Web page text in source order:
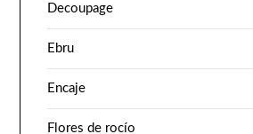
Decoupage
Ebru
Encaje
Flores de rocío